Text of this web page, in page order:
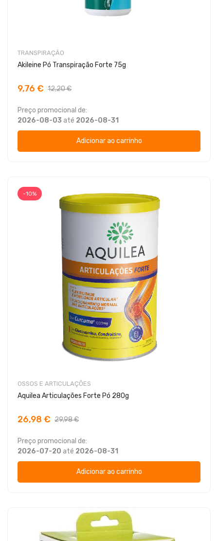
TRANSPIRAÇÃO
Akileine Pó Transpiração Forte 75g
9,76 € 12,20 €
Preço promocional de:
2026-08-03 até 2026-08-31
Adicionar ao carrinho
-10%
OSSOS E ARTICULAÇÕES
Aquilea Articulações Forte Pó 280g
26,98 € 29,98 €
Preço promocional de:
2026-07-20 até 2026-08-31
Adicionar ao carrinho